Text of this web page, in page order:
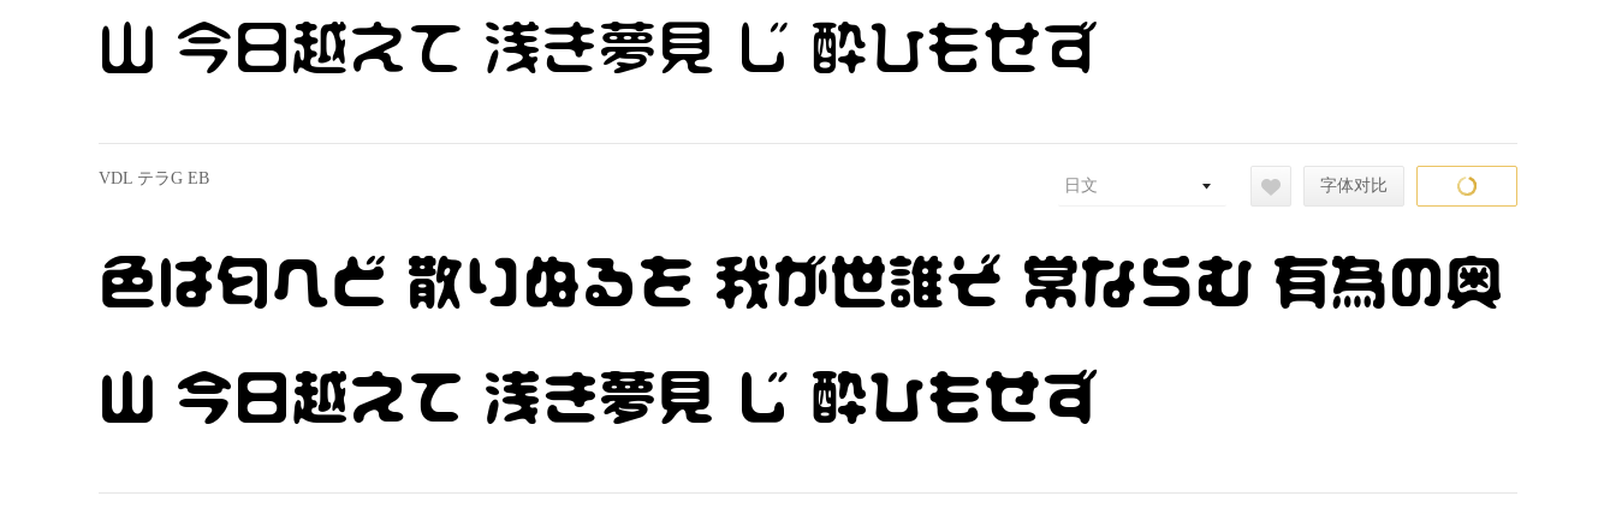
山 今日越えて 浅き夢見 じ 酔ひもせず
VDL テラG EB 字体对比
日文
色は匂へど 散りぬるを 我が世誰ぞ 常ならむ 有為の奥
山 今日越えて 浅き夢見 じ 酔ひもせず